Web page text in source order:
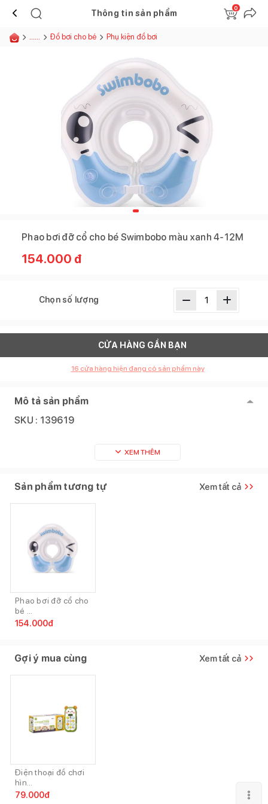
Thông tin sản phẩm
0
...... Đồ bơi cho bé Phụ kiện đồ bơi
Phao bơi đỡ cổ cho bé Swimbobo màu xanh 4-12M
154.000 đ
Chọn số lượng
CỬA HÀNG GẦN BẠN
16 cửa hàng hiện đang có sản phẩm này
Mô tả sản phẩm
SKU : 139619
XEM THÊM
Sản phẩm tương tự Xem tất cả
Phao bơi đỡ cổ cho
bé ...
154.000đ
Gợi ý mua cùng Xem tất cả
Điện thoại đồ chơi
hìn...
79.000đ